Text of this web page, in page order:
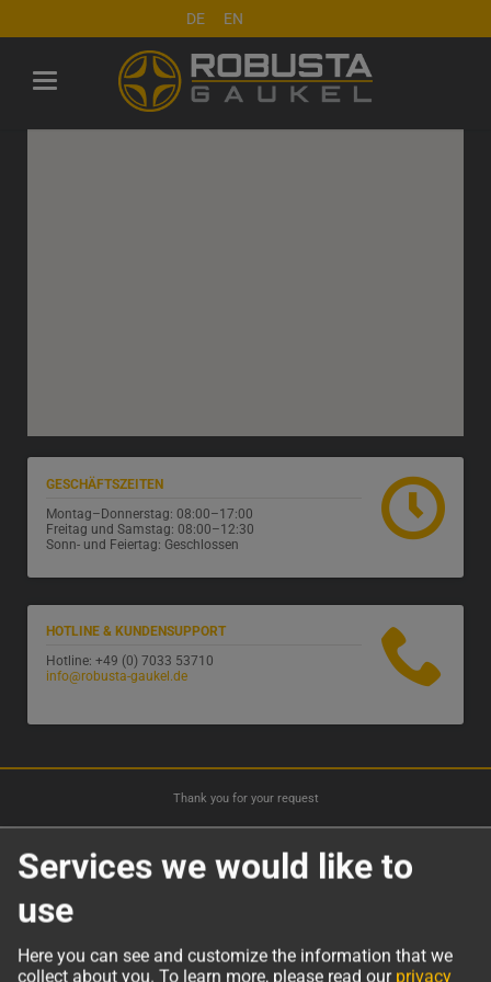
DE EN
GESCHÄFTSZEITEN
Montag–Donnerstag: 08:00–17:00
Freitag und Samstag: 08:00–12:30
Sonn- und Feiertag: Geschlossen
HOTLINE & KUNDENSUPPORT
Hotline: +49 (0) 7033 53710
info@robusta-gaukel.de
Thank you for your request
Thank you for your interest in
our company.
We will process your request immediately.
Services we would like to
use
Here you can see and customize the information that we
collect about you. To learn more, please read our privacy